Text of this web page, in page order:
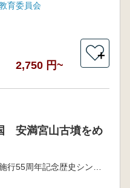
育委員会
2,750 円~
＋
安満宮山古墳をめ